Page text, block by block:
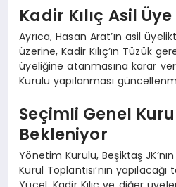
Kadir Kılıç Asil
Ayrıca, Hasan Arat’ın asil
üzerine, Kadir Kılıç’ın Tüzük
üyeliğine atanmasına karar
Kurulu yapılanması
Seçimli Genel
Bekleniyor
Yönetim Kurulu, Beşiktaş
Kurul Toplantısı’nın